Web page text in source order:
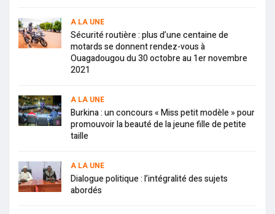
A LA UNE
Sécurité routière : plus d’une centaine de
motards se donnent rendez-vous à
Ouagadougou du 30 octobre au 1er novembre
2021
A LA UNE
Burkina : un concours « Miss petit modèle » pour
promouvoir la beauté de la jeune fille de petite
taille
A LA UNE
Dialogue politique : l’intégralité des sujets
abordés